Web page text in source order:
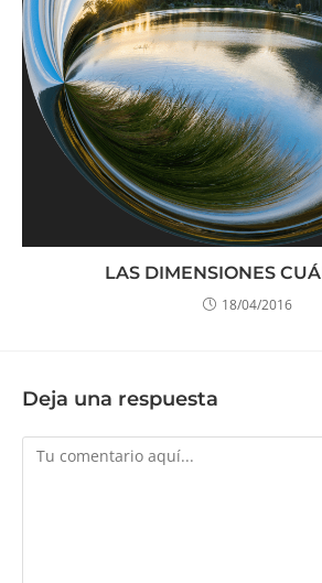
LAS DIMENSIONES
18/04/2016
Deja una respuesta
Comentario